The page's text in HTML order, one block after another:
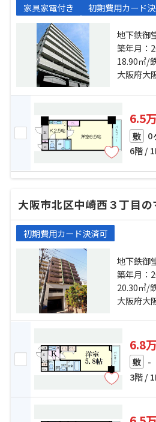
家具家電付き 初期費用カード
地下鉄御
分 東西線「大阪天満宮」駅 徒歩3分
地下鉄谷
築年月：
18.90㎡/
大阪府大
6.5
敷 0
6階 /
初期費用カード決済可
地下鉄御
分 地下鉄御堂筋線「中津」駅 徒歩
11分 地下鉄谷町線「中崎町」駅 徒
歩6分
築年月：
20.30㎡/
大阪府大
6.8
敷 -
3階 /